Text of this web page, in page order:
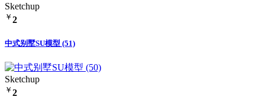
Sketchup
￥ 2
中式别墅SU模型 (51)
Sketchup
￥ 2